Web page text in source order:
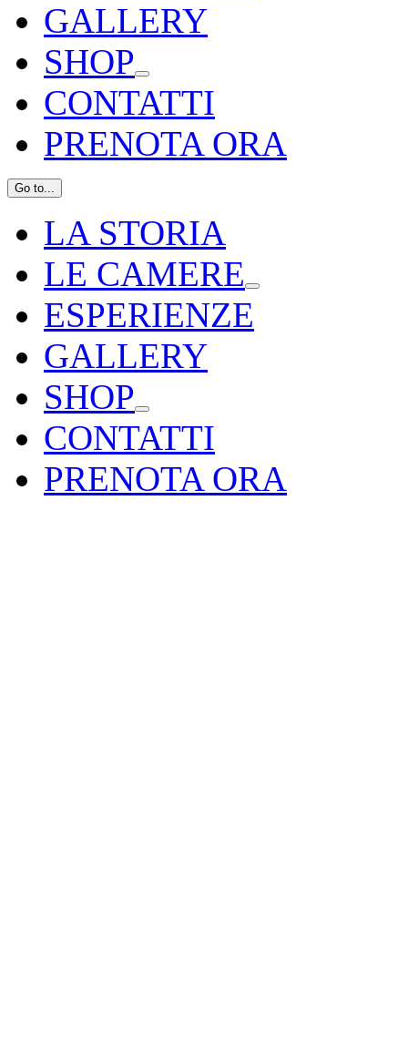
GALLERY
SHOP
CONTATTI
PRENOTA ORA
Go to...
LA STORIA
LE CAMERE
ESPERIENZE
GALLERY
SHOP
CONTATTI
PRENOTA ORA